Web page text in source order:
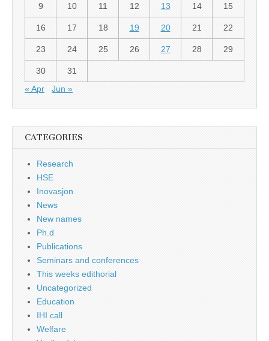
9 10 11 12 13 14 15
16 17 18 19 20 21 22
23 24 25 26 27 28 29
30
31
« Apr
Jun »
CATEGORIES
Research
HSE
Inovasjon
News
New names
Ph.d
Publications
Seminars and conferences
This weeks edithorial
Uncategorized
Education
IHI call
Welfare